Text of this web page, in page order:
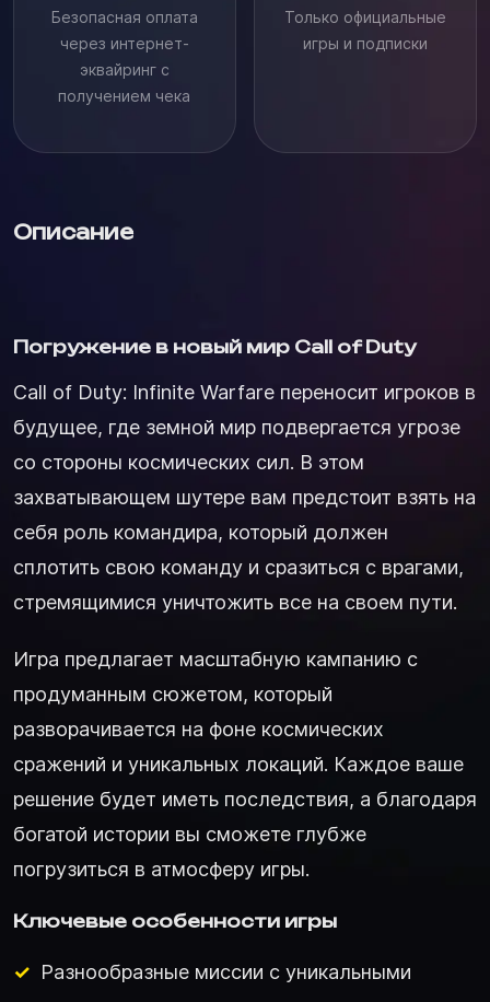
Безопасная оплата
через интернет-
эквайринг с
получением чека
Только официальные
игры и подписки
Описание
Погружение в новый мир Call of Duty
Call of Duty: Infinite Warfare переносит игроков в
будущее, где земной мир подвергается угрозе
со стороны космических сил. В этом
захватывающем шутере вам предстоит взять на
себя роль командира, который должен
сплотить свою команду и сразиться с врагами,
стремящимися уничтожить все на своем пути.
Игра предлагает масштабную кампанию с
продуманным сюжетом, который
разворачивается на фоне космических
сражений и уникальных локаций. Каждое ваше
решение будет иметь последствия, а благодаря
богатой истории вы сможете глубже
погрузиться в атмосферу игры.
Ключевые особенности игры
Разнообразные миссии с уникальными